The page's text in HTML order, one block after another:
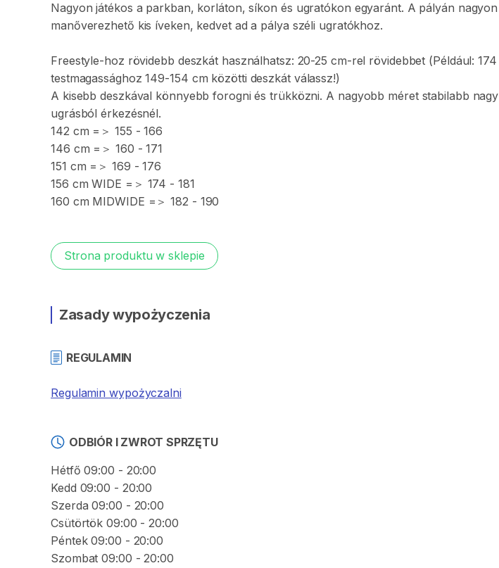
Nagyon játékos a parkban​,​ korláton​,​ síkon és ugratókon egyaránt. A pályán nagyon
manőverezhető kis íveken​,​ kedvet ad a pálya széli ugratókhoz.
Freestyle-hoz rövidebb deszkát használhatsz: 20-25 cm-rel rövidebbet (Például: 174
testmagassághoz 149-154 cm közötti deszkát válassz!)
A kisebb deszkával könnyebb forogni és trükközni. A nagyobb méret stabilabb nagy
ugrásból érkezésnél.
142 cm =＞ 155 - 166
146 cm =＞ 160 - 171
151 cm =＞ 169 - 176
156 cm WIDE =＞ 174 - 181
160 cm MIDWIDE =＞ 182 - 190
Strona produktu w sklepie
Zasady wypożyczenia
REGULAMIN
Regulamin wypożyczalni
ODBIÓR I ZWROT SPRZĘTU
Hétfő 09:00 - 20:00
Kedd 09:00 - 20:00
Szerda 09:00 - 20:00
Csütörtök 09:00 - 20:00
Péntek 09:00 - 20:00
Szombat 09:00 - 20:00